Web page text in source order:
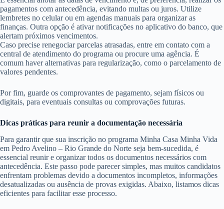
pagamentos com antecedência, evitando multas ou juros. Utilize
lembretes no celular ou em agendas manuais para organizar as
finanças. Outra opção é ativar notificações no aplicativo do banco, que
alertam próximos vencimentos.
Caso precise renegociar parcelas atrasadas, entre em contato com a
central de atendimento do programa ou procure uma agência. É
comum haver alternativas para regularização, como o parcelamento de
valores pendentes.
Por fim, guarde os comprovantes de pagamento, sejam físicos ou
digitais, para eventuais consultas ou comprovações futuras.
Dicas práticas para reunir a documentação necessária
Para garantir que sua inscrição no programa Minha Casa Minha Vida
em Pedro Avelino – Rio Grande do Norte seja bem-sucedida, é
essencial reunir e organizar todos os documentos necessários com
antecedência. Este passo pode parecer simples, mas muitos candidatos
enfrentam problemas devido a documentos incompletos, informações
desatualizadas ou ausência de provas exigidas. Abaixo, listamos dicas
eficientes para facilitar esse processo.